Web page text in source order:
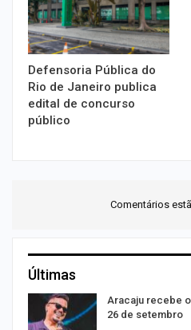
Defensoria Pública do
Rio de Janeiro publica
edital de concurso
público
Comentários
Últimas
Aracaju recebe
26 de setembro